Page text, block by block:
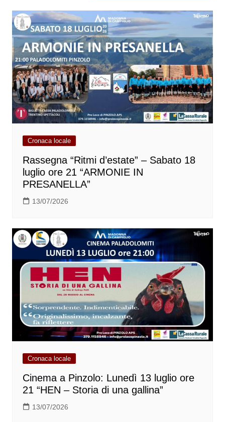
Cronaca locale
Rassegna “Ritmi d’estate” – Sabato 18
luglio ore 21 “ARMONIE IN
PRESANELLA”
13/07/2026
Cronaca locale
Cinema a Pinzolo: Lunedì 13 luglio ore
21 “HEN – Storia di una gallina”
13/07/2026